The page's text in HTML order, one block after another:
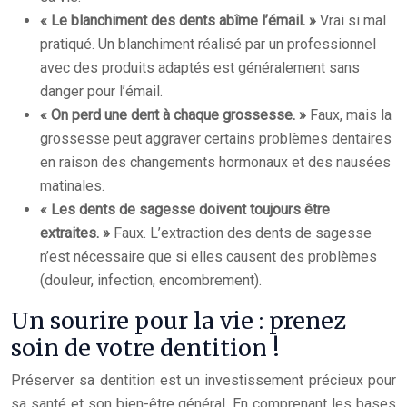
« Le blanchiment des dents abîme l’émail. » Vrai si mal
pratiqué. Un blanchiment réalisé par un professionnel
avec des produits adaptés est généralement sans
danger pour l’émail.
« On perd une dent à chaque grossesse. » Faux, mais la
grossesse peut aggraver certains problèmes dentaires
en raison des changements hormonaux et des nausées
matinales.
« Les dents de sagesse doivent toujours être
extraites. » Faux. L’extraction des dents de sagesse
n’est nécessaire que si elles causent des problèmes
(douleur, infection, encombrement).
Un sourire pour la vie : prenez
soin de votre dentition !
Préserver sa dentition est un investissement précieux pour
sa santé et son bien-être général. En comprenant les bases